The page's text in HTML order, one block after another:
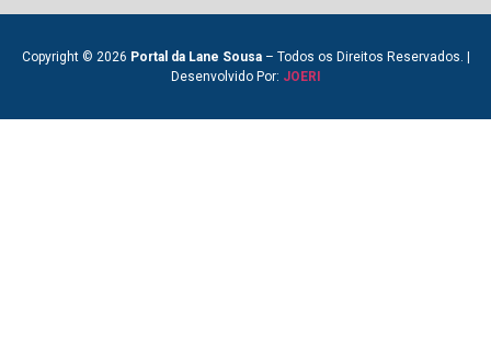
Copyright © 2026 Portal da Lane Sousa– Todos os Direitos Reservados. |
Desenvolvido Por: JOERI